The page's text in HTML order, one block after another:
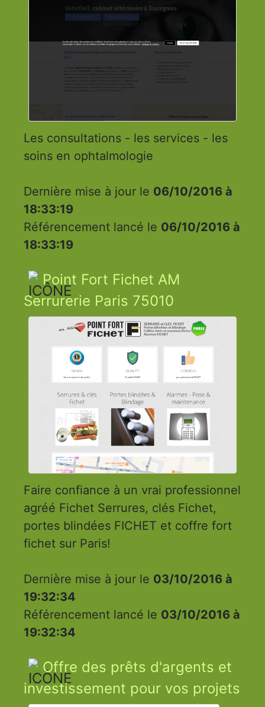
Les consultations - les services - les
soins en ophtalmologie
Dernière mise à jour le 06/10/2016 à
18:33:19
Référencement lancé le 06/10/2016 à
18:33:19
Point Fort Fichet AM
Serrurerie Paris 75010
Faire confiance à un vrai professionnel
agréé Fichet Serrures, clés Fichet,
portes blindées FICHET et coffre fort
fichet sur Paris!
Dernière mise à jour le 03/10/2016 à
19:32:34
Référencement lancé le 03/10/2016 à
19:32:34
Offre des prêts d'argents et
investissement pour vos projets